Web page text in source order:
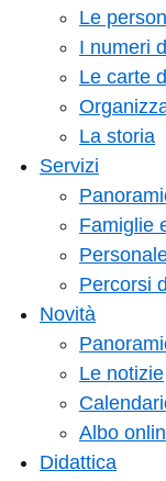
Le
I numeri
Le carte
La storia
Servizi
Famiglie
Percorsi
Novità
Le notizie
Albo
Didattica